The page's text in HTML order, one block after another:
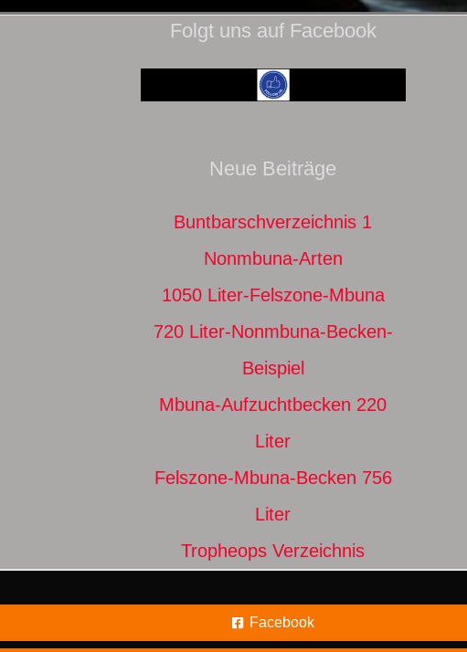
Folgt uns auf Facebook
Neue Beiträge
Buntbarschverzeichnis 1
Nonmbuna-Arten
1050 Liter-Felszone-Mbuna
720 Liter-Nonmbuna-Becken-
Beispiel
Mbuna-Aufzuchtbecken 220
Liter
Felszone-Mbuna-Becken 756
Liter
Tropheops Verzeichnis
Facebook